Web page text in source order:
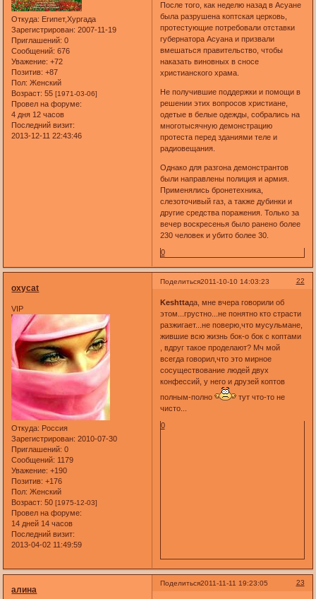
Откуда: Египет,Хургада
Зарегистрирован: 2007-11-19
Приглашений: 0
Сообщений: 676
Уважение: +72
Позитив: +87
Пол: Женский
Возраст: 55[1971-03-06]
Провел на форуме:
4 дня 12 часов
Последний визит:
2013-12-11 22:43:46
После того, как неделю назад в Асуане
была разрушена коптская церковь,
протестующие потребовали отставки
губернатора Асуана и призвали
вмешаться правительство, чтобы
наказать виновных в сносе
христианского храма.
Не получившие поддержки и помощи в
решении этих вопросов христиане,
одетые в белые одежды, собрались на
многотысячную демонстрацию
протеста перед зданиями теле и
радиовещания.
Однако для разгона демонстрантов
были направлены полиция и армия.
Применялись бронетехника,
слезоточивый газ, а также дубинки и
другие средства поражения. Только за
вечер воскресенья было ранено более
230 человек и убито более 30.
0
Поделиться 22
2011-10-10 14:03:23
oxycat
VIP
Откуда: Россия
Зарегистрирован: 2010-07-30
Приглашений: 0
Сообщений: 1179
Уважение: +190
Позитив: +176
Пол: Женский
Возраст: 50[1975-12-03]
Провел на форуме:
14 дней 14 часов
Последний визит:
2013-04-02 11:49:59
Keshttaда, мне вчера говорили об
этом...грустно...не понятно кто страсти
разжигает...не поверю,что мусульмане,
жившие всю жизнь бок-о бок с коптами
, вдруг такое проделают? Мч мой
всегда говорил,что это мирное
сосуществование людей двух
конфессий, у него и друзей коптов
полным-полно
тут что-то не
чисто...
0
Поделиться 23
2011-11-11 19:23:05
алина